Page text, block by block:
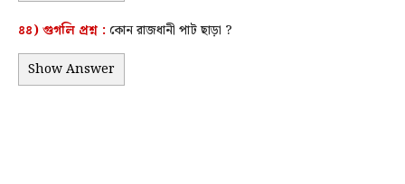
৪৪) গুগলি প্রশ্ন : কোন রাজধানী পাট ছাড়া ?
Show Answer